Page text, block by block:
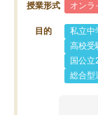
授業形式 オンラ
目的 私立中
高校受
国公
総合型